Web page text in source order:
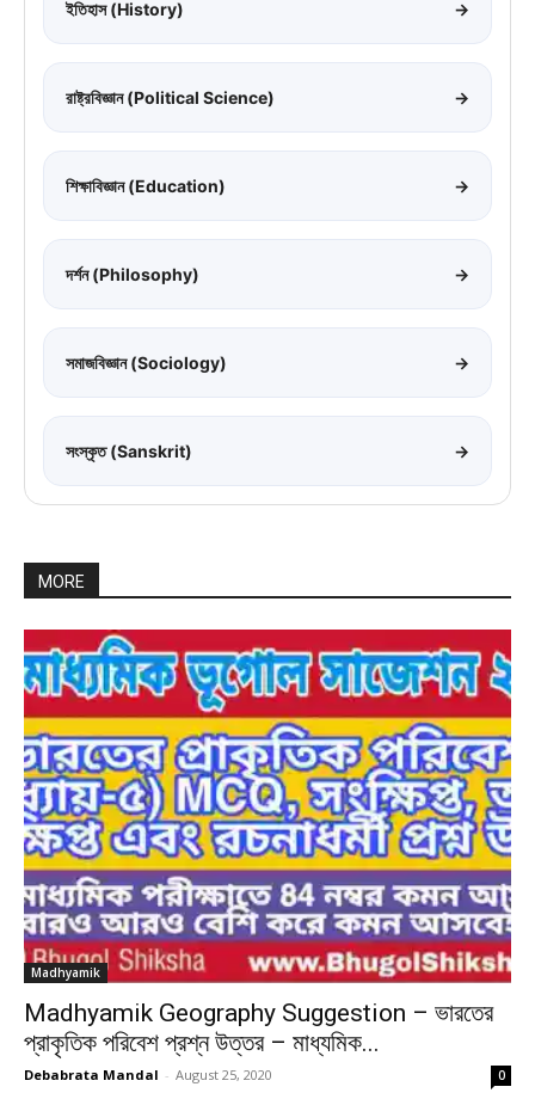
ইতিহাস (History) →
রাষ্ট্রবিজ্ঞান (Political Science) →
শিক্ষাবিজ্ঞান (Education) →
দর্শন (Philosophy) →
সমাজবিজ্ঞান (Sociology) →
সংস্কৃত (Sanskrit) →
MORE
Madhyamik
Madhyamik Geography Suggestion – ভারতের
প্রাকৃতিক পরিবেশ প্রশ্ন উত্তর – মাধ্যমিক...
Debabrata Mandal - August 25, 2020 0